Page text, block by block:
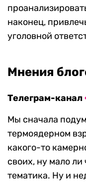
наконец,
уголовной
Мнения
Телеграм-канал
Мы сначала
термоядерном
какого-то
своих, ну мало ли
тематика. Ну и